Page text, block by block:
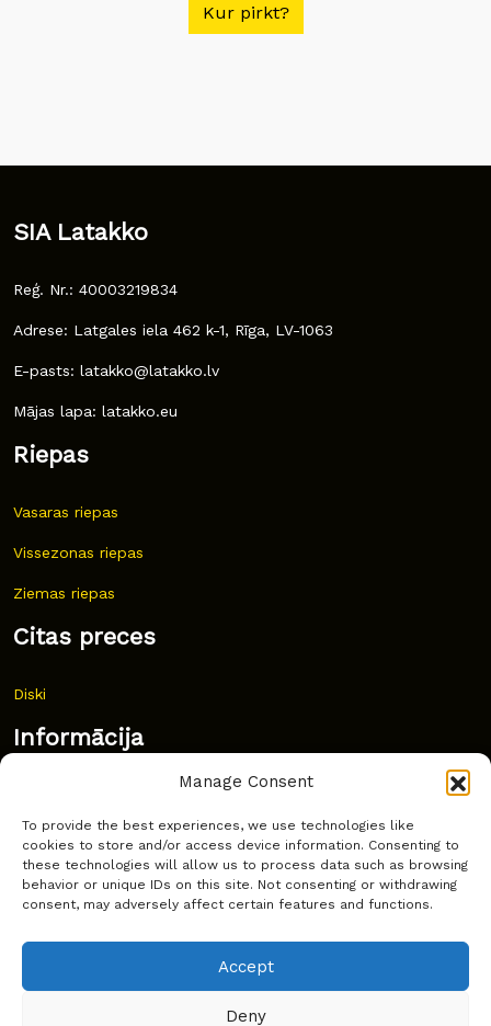
Manage Consent
To provide the best experiences, we use technologies like
cookies to store and/or access device information. Consenting to
these technologies will allow us to process data such as browsing
behavior or unique IDs on this site. Not consenting or withdrawing
consent, may adversely affect certain features and functions.
Accept
Deny
Kur pirkt?
SIA Latakko
Reģ. Nr.: 40003219834
Adrese: Latgales iela 462 k-1, Rīga, LV-1063
E-pasts: latakko@latakko.lv
Mājas lapa: latakko.eu
Riepas
Vasaras riepas
Vissezonas riepas
Ziemas riepas
Citas preces
Diski
Informācija
Bieži uzdoti jautājumi
Kur pirkt?
Sīkdatņu politika